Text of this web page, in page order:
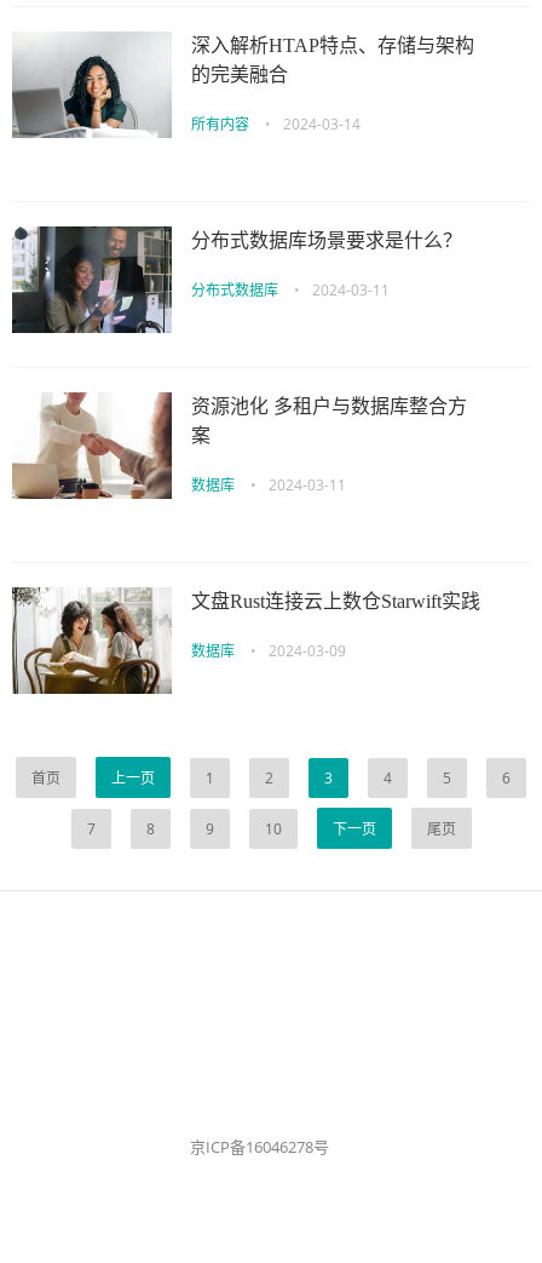
深入解析HTAP特点、存储与架构
的完美融合
所有内容 • 2024-03-14
分布式数据库场景要求是什么？
分布式数据库 • 2024-03-11
资源池化 多租户与数据库整合方
案
数据库 • 2024-03-11
文盘Rust连接云上数仓Starwift实践
数据库 • 2024-03-09
首页 上一页 1 2 3 4 5 6
7 8 9 10 下一页 尾页
京ICP备16046278号